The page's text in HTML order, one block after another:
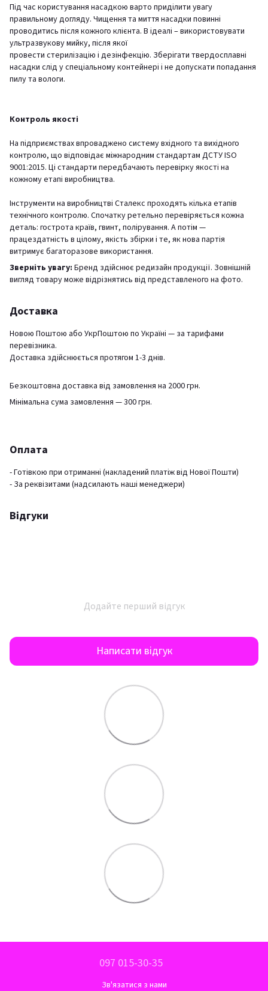
Під час користування насадкою варто приділити увагу
правильному догляду. Чищення та миття насадки повинні
проводитись після кожного клієнта. В ідеалі – використовувати
ультразвукову мийку, після якої
провести стерилізацію і дезінфекцію. Зберігати твердосплавні
насадки слід у спеціальному контейнері і не допускати попадання
пилу та вологи.
Контроль якості
На підприємствах впроваджено систему вхідного та вихідного
контролю, що відповідає міжнародним стандартам ДСТУ ISO
9001:2015. Ці стандарти передбачають перевірку якості на
кожному етапі виробництва.
Інструменти на виробництві Сталекс проходять кілька етапів
технічного контролю. Спочатку ретельно перевіряється кожна
деталь: гострота країв, гвинт, полірування. А потім —
працездатність в цілому, якість збірки і те, як нова партія
витримує багаторазове використання.
Зверніть увагу: Бренд здійснює редизайн продукції. Зовнішній
вигляд товару може відрізнятись від представленого на фото.
Доставка
Новою Поштою або УкрПоштою по Україні — за тарифами
перевізника.
Доставка здійснюється протягом 1-3 днів.
Безкоштовна доставка від замовлення на 2000 грн.
Мінімальна сума замовлення — 300 грн.
Оплата
- Готівкою при отриманні (накладений платіж від Нової Пошти)
- За реквізитами (надсилають наші менеджери)
Відгуки
Додайте перший відгук
Написати відгук
097 015-30-35
Зв'язатися з нами